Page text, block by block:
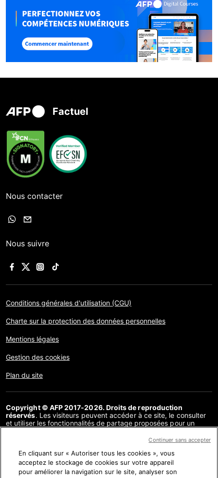
Factuel
Nous contacter
Nous suivre
Conditions générales d'utilisation (CGU)
Charte sur la protection des données personnelles
Mentions légales
Gestion des cookies
Plan du site
Copyright © AFP 2017-2026. Droits de reproduction
réservés. Les visiteurs peuvent accéder à ce site, le consulter
et utiliser les fonctionnalités de partage proposées pour un
communication au public, distribution de tout ou partie du
soit, sans licence spécifique signée avec l’AFP, est interdite. Les
éléments analysés dans le cadre de chaque factuel sont
présentés ou font l’objet de liens dans la mesure nécessaire à la
En cliquant sur « Autoriser tous les cookies », vous
acceptez le stockage de cookies sur votre appareil
pour améliorer la navigation sur le site, analyser son
Continuer sans accepter